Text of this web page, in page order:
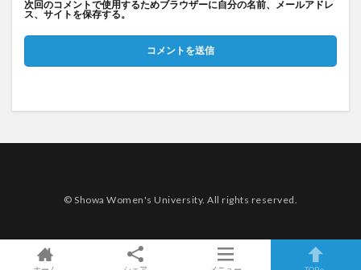
次回のコメントで使用するためブラウザーに自分の名前、メールアドレ
ス、サイトを保存する。
© Showa Women's University. All rights reserved.